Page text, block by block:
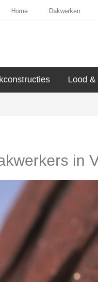
Home Dakwerken
Lood &
in